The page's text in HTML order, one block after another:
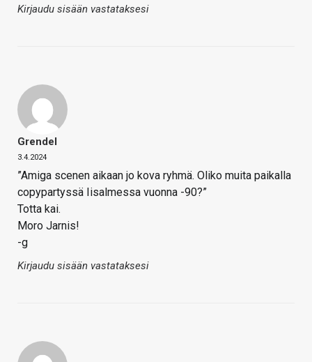
Kirjaudu sisään vastataksesi
Grendel
3.4.2024
”Amiga scenen aikaan jo kova ryhmä. Oliko muita paikalla
copypartyssä Iisalmessa vuonna -90?”
Totta kai.
Moro Jarnis!
-g
Kirjaudu sisään vastataksesi